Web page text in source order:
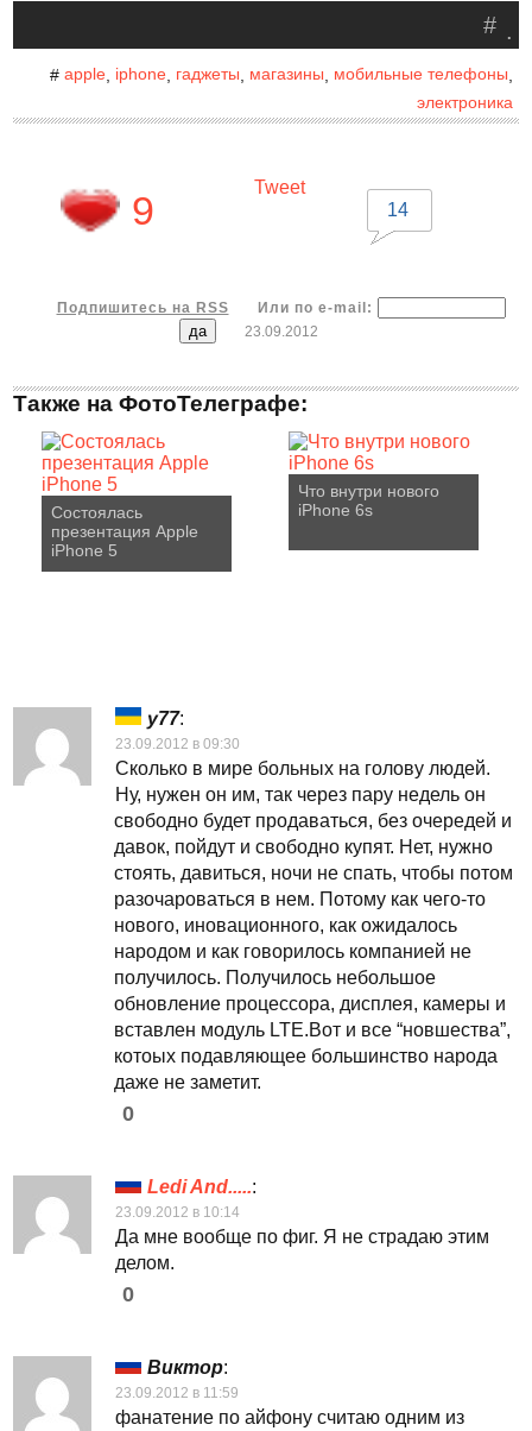
.
#
# apple, iphone, гаджеты магазины мобильные телефоны
электроника
9
Tweet
14
Подпишитесь на RSS
Или по e-mail:
23.09.2012
Также на ФотоТелеграфе:
Состоялась
презентация Apple
iPhone 5
Что внутри нового
iPhone 6s
y77:
23.09.2012 в 09:30
Сколько в мире больных на голову людей.
Ну, нужен он им, так через пару недель он
свободно будет продаваться, без очередей и
давок, пойдут и свободно купят. Нет, нужно
стоять, давиться, ночи не спать, чтобы потом
разочароваться в нем. Потому как чего-то
нового, иновационного, как ожидалось
народом и как говорилось компанией не
получилось. Получилось небольшое
обновление процессора, дисплея, камеры и
вставлен модуль LTE.Вот и все “новшества”,
котоых подавляющее большинство народа
даже не заметит.
0
Ledi And.....:
23.09.2012 в 10:14
Да мне вообще по фиг. Я не страдаю этим
делом.
0
Виктор:
23.09.2012 в 11:59
фанатение по айфону считаю одним из